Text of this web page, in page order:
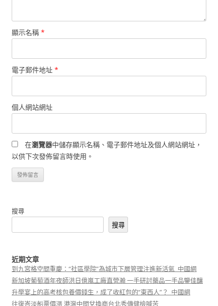
顯示名稱 *
電子郵件地址 *
個人網站網址
在瀏覽器中儲存顯示名稱、電子郵件地址及個人網站網址，
以供下次發佈留言時使用。
搜尋
搜尋
近期文章
到九宮格空間重慶：“社區學院”為城市下層管理注進新活氣_中國網
新加坡葡萄酒年夜師洪日億嵐工廠直營瀚 一手研討藥品一手品鑒佳釀
升學宴上的高考核包養價錢生，成了收紅包的“東西人”？_中國網
往復峇淡船票價漲 港灣中間兌換商台北秀傳健檢喊苦